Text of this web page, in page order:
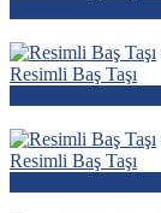
Resimli Baş Taşı
Resimli Baş Taşı